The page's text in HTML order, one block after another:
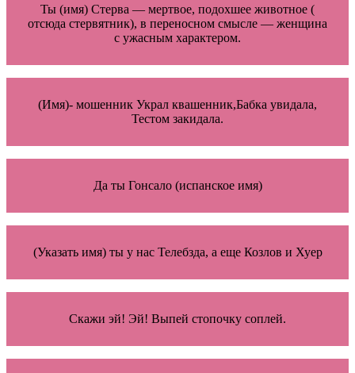
Ты (имя) Стерва — мертвое, подохшее животное (
отсюда стервятник), в переносном смысле — женщина
с ужасным характером.
(Имя)- мошенник Украл квашенник,Бабка увидала,
Тестом закидала.
Да ты Гонсало (испанское имя)
(Указать имя) ты у нас Телебзда, а еще Козлов и Хуер
Скажи эй! Эй! Выпей стопочку соплей.